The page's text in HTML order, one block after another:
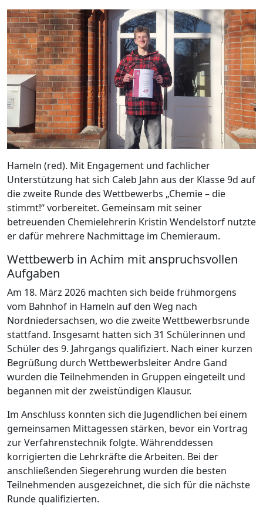
Hameln (red). Mit Engagement und fachlicher
Unterstützung hat sich Caleb Jahn aus der Klasse 9d auf
die zweite Runde des Wettbewerbs „Chemie – die
stimmt!“ vorbereitet. Gemeinsam mit seiner
betreuenden Chemielehrerin Kristin Wendelstorf nutzte
er dafür mehrere Nachmittage im Chemieraum.
Wettbewerb in Achim mit anspruchsvollen
Aufgaben
Am 18. März 2026 machten sich beide frühmorgens
vom Bahnhof in Hameln auf den Weg nach
Nordniedersachsen, wo die zweite Wettbewerbsrunde
stattfand. Insgesamt hatten sich 31 Schülerinnen und
Schüler des 9. Jahrgangs qualifiziert. Nach einer kurzen
Begrüßung durch Wettbewerbsleiter Andre Gand
wurden die Teilnehmenden in Gruppen eingeteilt und
begannen mit der zweistündigen Klausur.
Im Anschluss konnten sich die Jugendlichen bei einem
gemeinsamen Mittagessen stärken, bevor ein Vortrag
zur Verfahrenstechnik folgte. Währenddessen
korrigierten die Lehrkräfte die Arbeiten. Bei der
anschließenden Siegerehrung wurden die besten
Teilnehmenden ausgezeichnet, die sich für die nächste
Runde qualifizierten.